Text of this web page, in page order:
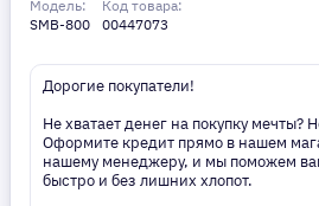
Модель:
SMB-800
Код товара:
00447073
Дорогие покупатели!
Не хватает денег на покупку мечты?
Оформите кредит прямо в нашем
нашему менеджеру, и мы поможем
быстро и без лишних хлопот.